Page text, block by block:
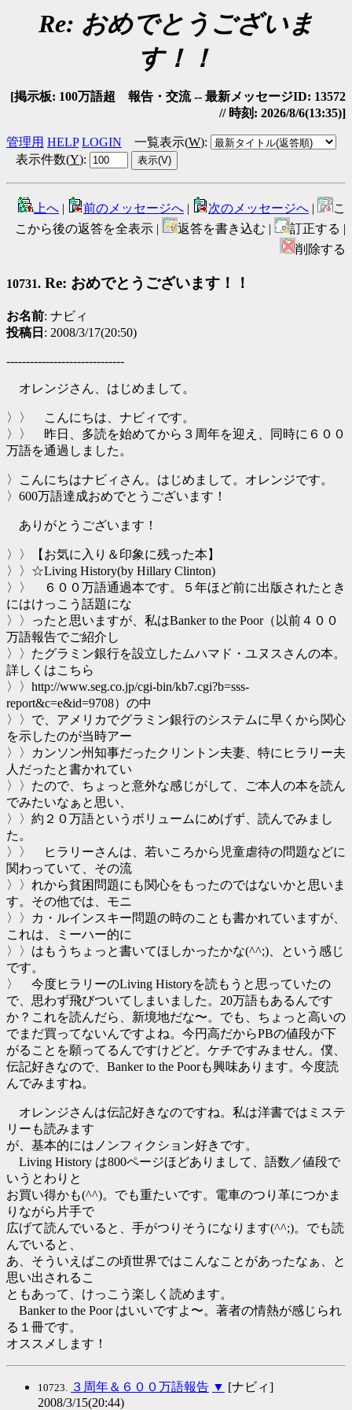
Re: おめでとうございま
す！！
[掲示板: 100万語超 報告・交流 -- 最新メッセージID: 13572
// 時刻: 2026/8/6(13:35)]
管理用 HELP LOGIN 一覧表示(W):
表示件数(Y):
上へ | 前のメッセージへ | 次のメッセージへ |
こ
こから後の返答を全表示 |
返答を書き込む |
訂正する |
削除する
10731. Re: おめでとうございます！！
お名前: ナビィ
投稿日 : 2008/3/17(20:50)
------------------------------
オレンジさん、はじめまして。
〉〉 こんにちは、ナビィです。
〉〉 昨日、多読を始めてから３周年を迎え、同時に６００
万語を通過しました。
〉こんにちはナビィさん。はじめまして。オレンジです。
〉600万語達成おめでとうございます！
ありがとうございます！
〉〉【お気に入り＆印象に残った本】
〉〉☆Living History(by Hillary Clinton)
〉〉 ６００万語通過本です。５年ほど前に出版されたとき
にはけっこう話題にな
〉〉ったと思いますが、私はBanker to the Poor（以前４００
万語報告でご紹介し
〉〉たグラミン銀行を設立したムハマド・ユヌスさんの本。
詳しくはこちら
〉〉http://www.seg.co.jp/cgi-bin/kb7.cgi?b=sss-
report&c=e&id=9708）の中
〉〉で、アメリカでグラミン銀行のシステムに早くから関心
を示したのが当時アー
〉〉カンソン州知事だったクリントン夫妻、特にヒラリー夫
人だったと書かれてい
〉〉たので、ちょっと意外な感じがして、ご本人の本を読ん
でみたいなぁと思い、
〉〉約２０万語というボリュームにめげず、読んでみまし
た。
〉〉 ヒラリーさんは、若いころから児童虐待の問題などに
関わっていて、その流
〉〉れから貧困問題にも関心をもったのではないかと思いま
す。その他では、モニ
〉〉カ・ルインスキー問題の時のことも書かれていますが、
これは、ミーハー的に
〉〉はもうちょっと書いてほしかったかな(^^;)、という感じ
です。
〉 今度ヒラリーのLiving Historyを読もうと思っていたの
で、思わず飛びついてしまいました。20万語もあるんです
か？これを読んだら、新境地だな〜。でも、ちょっと高いの
でまだ買ってないんですよね。今円高だからPBの値段が下
がることを願ってるんですけどど。ケチですみません。僕、
伝記好きなので、Banker to the Poorも興味あります。今度読
んでみますね。
オレンジさんは伝記好きなのですね。私は洋書ではミステ
リーも読みます
が、基本的にはノンフィクション好きです。
Living History は800ページほどありまして、語数／値段で
いうとわりと
お買い得かも(^^)。でも重たいです。電車のつり革につかま
りながら片手で
広げて読んでいると、手がつりそうになります(^^;)。でも読
んでいると、
あ、そういえばこの頃世界ではこんなことがあったなぁ、と
思い出されるこ
ともあって、けっこう楽しく読めます。
Banker to the Poor はいいですよ〜。著者の情熱が感じられ
る１冊です。
オススメします！
10723. ３周年＆６００万語報告 ▼ [ナビィ]
2008/3/15(20:44)